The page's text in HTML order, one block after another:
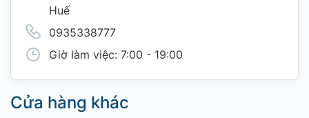
Huế
0935338777
Giờ làm việc: 7:00 - 19:00
Cửa hàng khác